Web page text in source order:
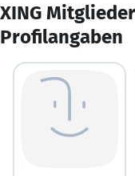
XING
Profilangaben